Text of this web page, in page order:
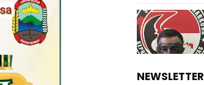
NEWSLETTER